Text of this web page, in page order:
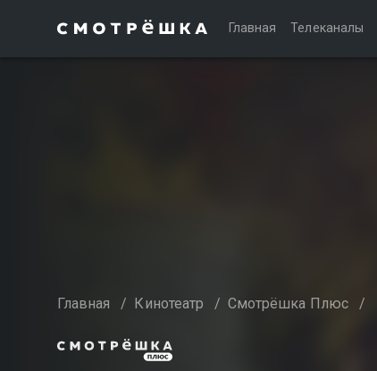
Главная Телеканалы
Главная / Кинотеатр / Смотрёшка Плюс /